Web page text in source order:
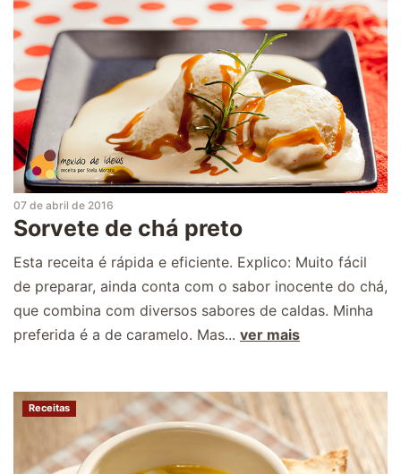
07 de abril de 2016
Sorvete de chá preto
Esta receita é rápida e eficiente. Explico: Muito fácil
de preparar, ainda conta com o sabor inocente do chá,
que combina com diversos sabores de caldas. Minha
preferida é a de caramelo. Mas... ver mais
Receitas